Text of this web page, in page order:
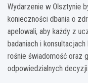
Wydarzenie w Olsztynie
konieczności dbania o
apelowali, aby każdy z
badaniach i
rośnie świadomość oraz
odpowiedzialnych